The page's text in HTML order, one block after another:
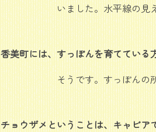
いました。水平線の見
香美町には、すっぽんを育てている
そうです。すっぽんの
チョウザメということは、キャビア